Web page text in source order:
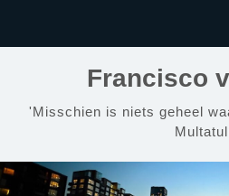
Francisco
'Misschien is niets geheel